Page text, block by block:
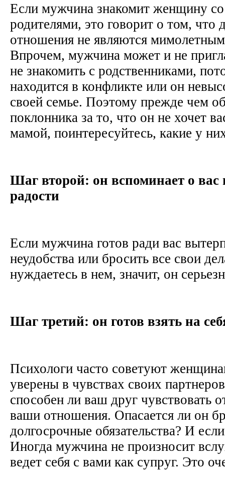
Если мужчина знакомит женщину
родителями, это говорит о том, что
отношения не являются
Впрочем, мужчина может и не
не знакомить с родственниками,
находится в конфликте или он
своей семье. Поэтому прежде чем
поклонника за то, что он не хочет
мамой, поинтересуйтесь, какие у
Шаг второй: он вспоминает о вас
радости
Если мужчина готов ради вас
неудобства или бросить все свои
нуждаетесь в нем, значит, он
Шаг третий: он готов взять на
Психологи часто советуют
уверены в чувствах своих
способен ли ваш друг чувствовать
ваши отношения. Опасается ли он
долгосрочные обязательства? И
Иногда мужчина не произносит
ведет себя с вами как супруг. Это